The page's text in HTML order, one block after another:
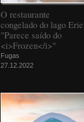
O restaurante
congelado do lago
"Parece saído do
<i>Frozen</i>"
Fugas
27.12.2022